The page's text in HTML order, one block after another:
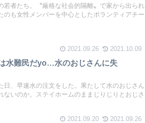
者たち。〝厳格な社会的隔離〟で家から出られ
も女性メンバーを中心としたボランティアチー
2021.09.26 2021.10.09
水難民だyo…水のおじさんに失
、早速水の注文をした。果たして水のおじさん
いのか。ステイホームのままじりじりとおじさ
2021.09.20 2021.09.26